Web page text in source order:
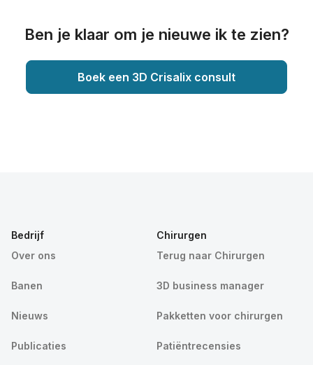
Ben je klaar om je nieuwe ik te zien?
Boek een 3D Crisalix consult
Bedrijf
Over ons
Banen
Nieuws
Publicaties
Chirurgen
Terug naar Chirurgen
3D business manager
Pakketten voor chirurgen
Patiëntrecensies